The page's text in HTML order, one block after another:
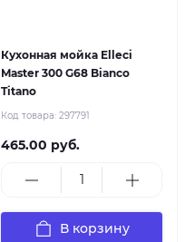
Кухонная мойка Elleci
Master 300 G68 Bianco
Titano
Код товара: 297791
465.00 руб.
В корзину